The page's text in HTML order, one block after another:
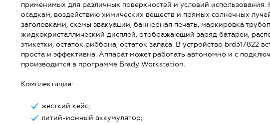
применимых для различных поверхностей и условий использования.
осадкам, воздействию химических веществ и прямых солнечных
заголовками, схемы эвакуации, баннерная печать, маркировка
жидкокристаллический дисплей, отображающий заряд батареи,
этикетки, остаток риббона, остаток запаса. В устройство brd317822
проста и эффективна. Аппарат может работать автономно и с
производится в программе Brady Workstation.
Комплектация:
жесткий кейс;
литий-ионный аккумулятор;